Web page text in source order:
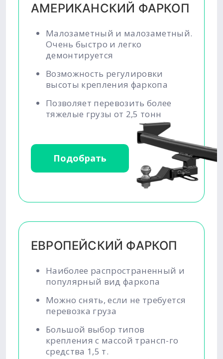
АМЕРИКАНСКИЙ ФАРКОП
Малозаметный и малозаметный.
Очень быстро и легко
демонтируется
Возможность регулировки
высоты крепления фаркопа
Позволяет перевозить более
тяжелые грузы от 2,5 тонн
Подобрать
ЕВРОПЕЙСКИЙ ФАРКОП
Наиболее распространенный и
популярный вид фаркопа
Можно снять, если не требуется
перевозка груза
Большой выбор типов
крепления с массой трансп-го
средства 1,5 т.